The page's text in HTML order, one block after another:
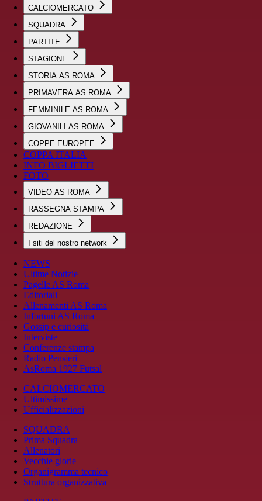
CALCIOMERCATO
SQUADRA
PARTITE
STAGIONE
STORIA AS ROMA
PRIMAVERA AS ROMA
FEMMINILE AS ROMA
GIOVANILI AS ROMA
COPPE EUROPEE
COPPA ITALIA
INFO BIGLIETTI
FOTO
VIDEO AS ROMA
RASSEGNA STAMPA
REDAZIONE
I siti del nostro network
NEWS
Ultime Notizie
Pagelle AS Roma
Editoriali
Allenamenti AS Roma
Infortuni AS Roma
Gossip e curiosità
Interviste
Conferenze stampa
Radio Pensieri
AsRoma 1927 Futsal
CALCIOMERCATO
Ultimissime
Ufficializzazioni
SQUADRA
Prima Squadra
Allenatori
Vecchie glorie
Organigramma tecnico
Struttura organizzativa